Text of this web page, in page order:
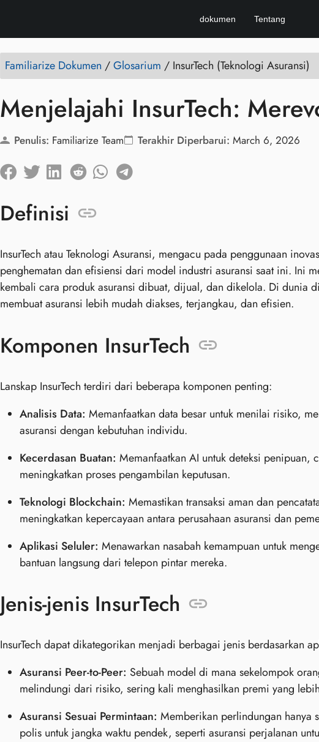
dokumen Tentang
Familiarize Dokumen /Glosarium / InsurTech (Teknologi Asuransi)
Menjelajahi InsurTech:
Penulis: Familiarize Team Terakhir Diperbarui: March 6, 2026
Definisi
InsurTech atau Teknologi Asuransi, mengacu pada penggunaan
penghematan dan efisiensi dari model industri asuransi saat ini. Ini
kembali cara produk asuransi dibuat, dijual, dan dikelola. Di dunia
membuat asuransi lebih mudah diakses, terjangkau, dan efisien.
Komponen InsurTech
Lanskap InsurTech terdiri dari beberapa komponen penting:
Analisis Data: Memanfaatkan data besar untuk menilai risiko,
asuransi dengan kebutuhan individu.
Kecerdasan Buatan: Memanfaatkan AI untuk deteksi
meningkatkan proses pengambilan keputusan.
Teknologi Blockchain: Memastikan transaksi aman dan
meningkatkan kepercayaan antara perusahaan asuransi dan
Aplikasi Seluler: Menawarkan nasabah kemampuan untuk
bantuan langsung dari telepon pintar mereka.
Jenis-jenis InsurTech
InsurTech dapat dikategorikan menjadi berbagai jenis berdasarkan
Asuransi Peer-to-Peer: Sebuah model di mana sekelompok
melindungi dari risiko, sering kali menghasilkan premi yang
Asuransi Sesuai Permintaan: Memberikan perlindungan hanya
polis untuk jangka waktu pendek, seperti asuransi perjalanan